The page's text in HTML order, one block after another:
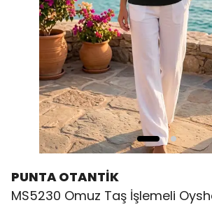
PUNTA OTANTİK
MS5230 Omuz Taş İşlemeli